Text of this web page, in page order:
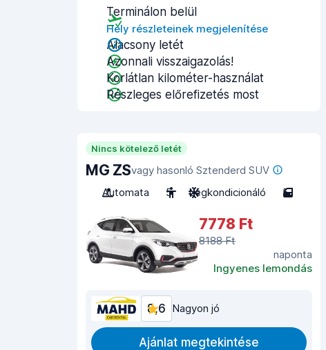
Terminálon belül
Hely részleteinek megjelenítése
Alacsony letét
Azonnali visszaigazolás!
Korlátlan kilométer-használat
Részleges előrefizetés most
Nincs kötelező letét
MG ZSvagy hasonló Sztenderd SUV
Automata
5 Légkondicionáló 5
7778 Ft
8188 Ft
naponta
Ingyenes lemondás
8,6 Nagyon jó
Ajánlat megtekintése